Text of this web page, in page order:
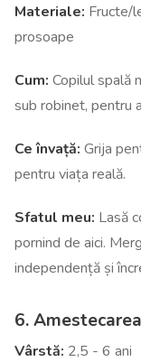
Materiale: Fructe/
prosoape
Cum: Copilul spală
sub robinet, pentru
Ce învață: Grija
pentru viața reală.
Sfatul meu: Lasă
pornind de aici.
independență și
6.
Vârstă: 2,5 - 6 ani